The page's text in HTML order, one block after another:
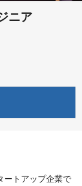
ニア
ートアップ企業で